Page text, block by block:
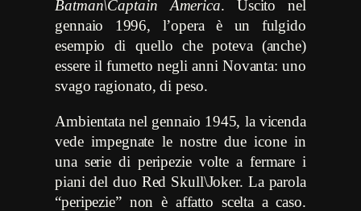
Batman\Captain America. Uscito nel
gennaio 1996, l’opera è un fulgido
esempio di quello che poteva (anche)
essere il fumetto negli anni Novanta: uno
svago ragionato, di peso.
Ambientata nel gennaio 1945, la vicenda
vede impegnate le nostre due icone in
una serie di peripezie volte a fermare i
piani del duo Red Skull\Joker. La parola
“peripezie” non è affatto scelta a caso.